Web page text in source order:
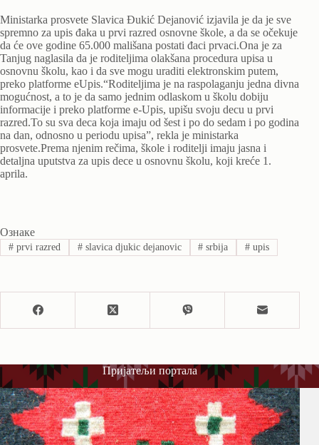
Ministarka prosvete Slavica Đukić Dejanović izjavila je da je sve
spremno za upis đaka u prvi razred osnovne škole, a da se očekuje
da će ove godine 65.000 mališana postati đaci prvaci.Ona je za
Tanjug naglasila da je roditeljima olakšana procedura upisa u
osnovnu školu, kao i da sve mogu uraditi elektronskim putem,
preko platforme eUpis.“Roditeljima je na raspolaganju jedna divna
mogućnost, a to je da samo jednim odlaskom u školu dobiju
informacije i preko platforme e-Upis, upišu svoju decu u prvi
razred.To su sva deca koja imaju od šest i po do sedam i po godina
na dan, odnosno u periodu upisa”, rekla je ministarka
prosvete.Prema njenim rečima, škole i roditelji imaju jasna i
detaljna uputstva za upis dece u osnovnu školu, koji kreće 1.
aprila.
Ознаке
#prvi razred #slavica djukic dejanovic # srbija # upis
Пријатељи портала